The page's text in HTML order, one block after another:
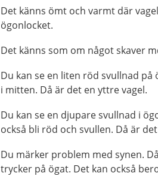
Det känns ömt och varmt där
ögonlocket.
Det känns som om något skaver
Du kan se en liten röd svullnad
i mitten. Då är det en yttre vagel.
Du kan se en djupare svullnad i
också bli röd och svullen. Då är
Du märker problem med synen.
trycker på ögat. Det kan också